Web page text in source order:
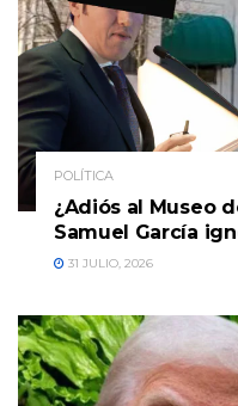
POLÍTICA
¿Adiós al Museo
Samuel García
31 JULIO, 2026